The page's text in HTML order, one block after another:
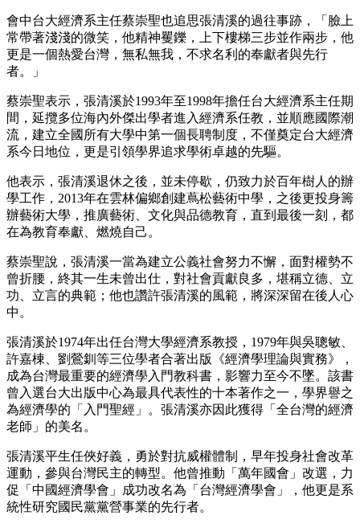
會中台大經濟系主任蔡崇聖也追思張清溪的過往事跡，「臉上
常帶著淺淺的微笑，他精神矍鑠，上下樓梯三步並作兩步，他
更是一個熱愛台灣，無私無我，不求名利的奉獻者與先行
者。」
蔡崇聖表示，張清溪於1993年至1998年擔任台大經濟系主任期
間，延攬多位海內外傑出學者進入經濟系任教，並順應國際潮
流，建立全國所有大學中第一個長聘制度，不僅奠定台大經濟
系今日地位，更是引領學界追求學術卓越的先驅。
他表示，張清溪退休之後，並未停歇，仍致力於百年樹人的辦
學工作，2013年在雲林偏鄉創建蔦松藝術中學，之後更投身籌
辦藝術大學，推廣藝術、文化與品德教育，直到最後一刻，都
在為教育奉獻、燃燒自己。
蔡崇聖說，張清溪一當為建立公義社會努力不懈，面對權勢不
曾折腰，終其一生未曾出仕，對社會貢獻良多，堪稱立德、立
功、立言的典範；他也讚許張清溪的風範，將深深留在後人心
中。
張清溪於1974年出任台灣大學經濟系教授，1979年與吳聰敏、
許嘉棟、劉鶯釧等三位學者合著出版《經濟學理論與實務》，
成為台灣最重要的經濟學入門教科書，影響力至今不墜。該書
曾入選台大出版中心為最具代表性的十本著作之一，學界譽之
為經濟學的「入門聖經」。張清溪亦因此獲得「全台灣的經濟
老師」的美名。
張清溪平生任俠好義，勇於對抗威權體制，早年投身社會改革
運動，參與台灣民主的轉型。他曾推動「萬年國會」改選，力
促「中國經濟學會」成功改名為「台灣經濟學會」，他更是系
統性研究國民黨黨營事業的先行者。